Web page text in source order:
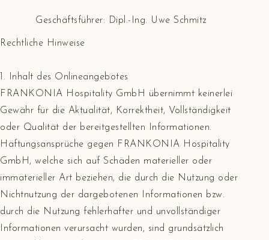
Geschäftsführer: Dipl.-Ing. Uwe Schmitz
Rechtliche Hinweise
1. Inhalt des Onlineangebotes
FRANKONIA Hospitality GmbH übernimmt keinerlei
Gewähr für die Aktualität, Korrektheit, Vollständigkeit
oder Qualität der bereitgestellten Informationen.
Haftungsansprüche gegen FRANKONIA Hospitality
GmbH, welche sich auf Schäden materieller oder
immaterieller Art beziehen, die durch die Nutzung oder
Nichtnutzung der dargebotenen Informationen bzw.
durch die Nutzung fehlerhafter und unvollständiger
Informationen verursacht wurden, sind grundsätzlich